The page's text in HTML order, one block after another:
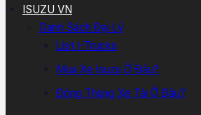
ISUZU VN
Danh Sách Đại Lý
List I-Trucks
Mua Xe Isuzu Ở Đâu?
Đóng Thùng Xe Tải Ở Đâu?